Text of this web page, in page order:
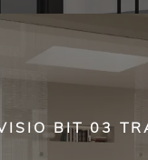
BIT 03